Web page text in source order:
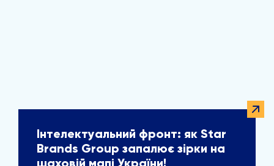
Інтелектуальний фронт: як Star
Brands Group запалює зірки на